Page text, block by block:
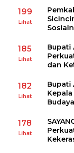
199
Lihat
185
Lihat
Bupati
dan
182
Lihat
Bupati
178
Lihat